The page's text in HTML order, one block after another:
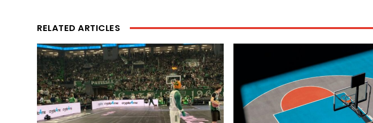
RELATED ARTICLES